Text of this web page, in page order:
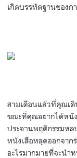
เกิดบรรทัดฐานของก
สามเดือนแล้วที่คุณเ
ขณะที่คุณอยากได้หนั
ประจานพฤติกรรมห
หนังเสือหลุดออกจา
อะไรมากมายที่จะนำ